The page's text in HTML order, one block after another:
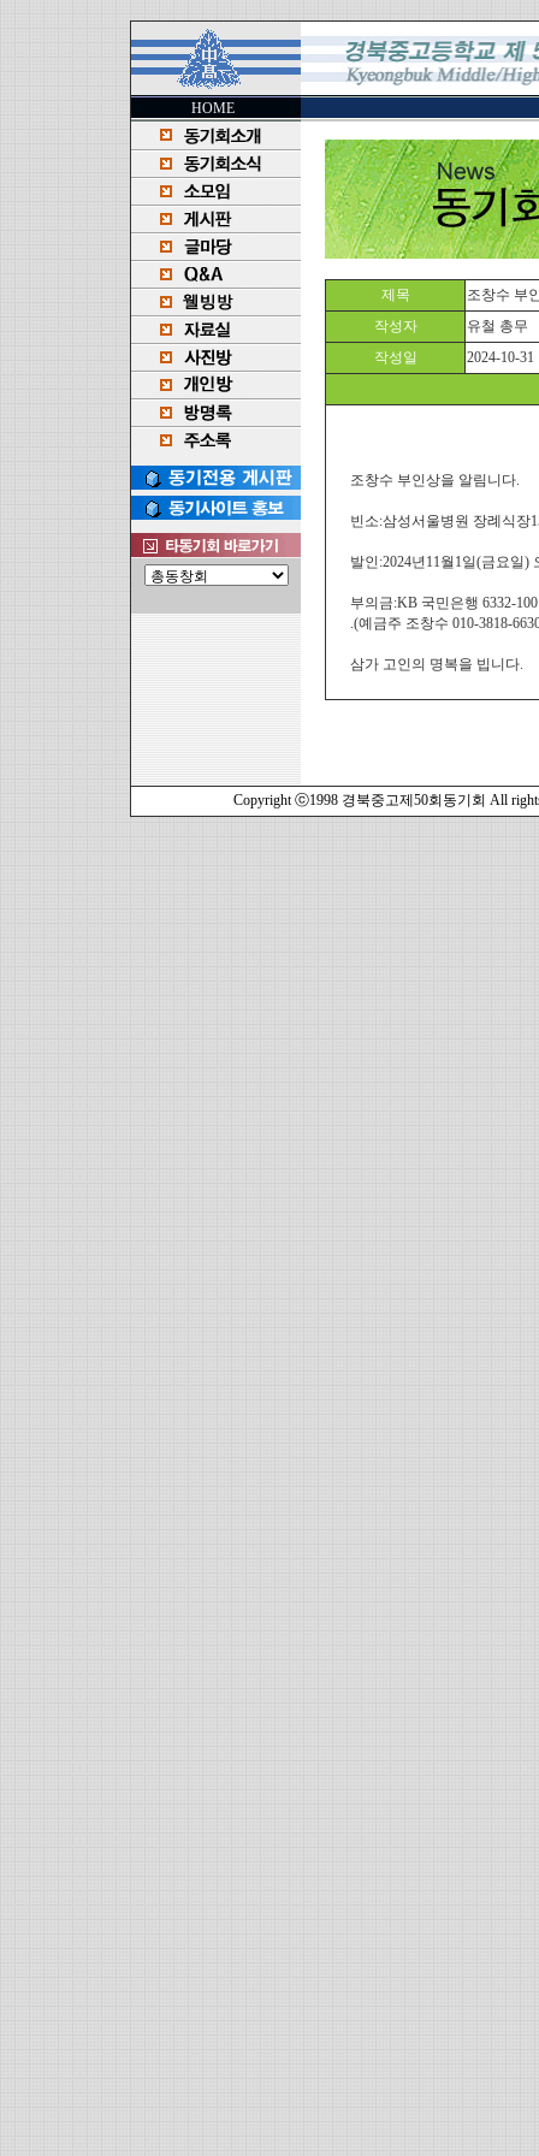
HOME
제목
조창수 부
작성자
유철 총무
작성일
2024-10-31
조창수 부인상을 알림니다.
빈소:삼성서울병원 장례식장
발인:2024년11월1일(금요일)
부의금:KB 국민은행 6332-
.(예금주 조창수 010-3818-
삼가 고인의 명복을 빕니다.
Copyright ⓒ1998 경북중고제50회동기회 All